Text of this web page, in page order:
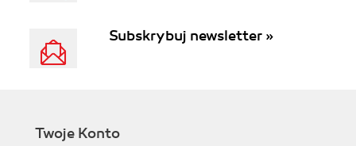
Subskrybuj newsletter »
Twoje Konto